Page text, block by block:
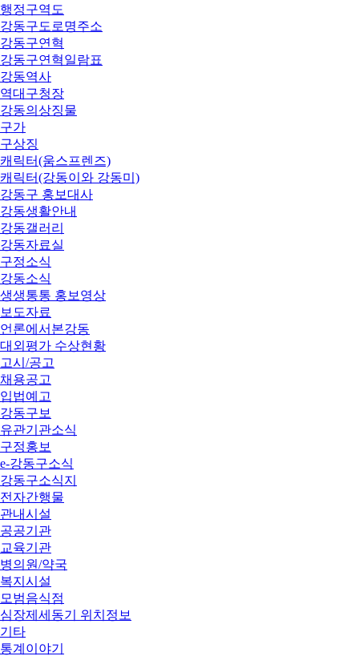
행정구역도
강동구도로명주소
강동구연혁
강동구연혁일람표
강동역사
역대구청장
강동의상징물
구가
구상징
캐릭터(움스프렌즈)
캐릭터(강동이와 강동미)
강동구 홍보대사
강동생활안내
강동갤러리
강동자료실
구정소식
강동소식
생생통통 홍보영상
보도자료
언론에서본강동
대외평가 수상현황
고시/공고
채용공고
입법예고
강동구보
유관기관소식
구정홍보
e-강동구소식
강동구소식지
전자간행물
관내시설
공공기관
교육기관
병의원/약국
복지시설
모범음식점
심장제세동기 위치정보
기타
통계이야기